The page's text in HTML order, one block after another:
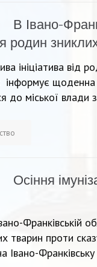
В Івано-
родин
ініціатива від
до міської влади
Осіння
Франківській
тварин проти
Івано-